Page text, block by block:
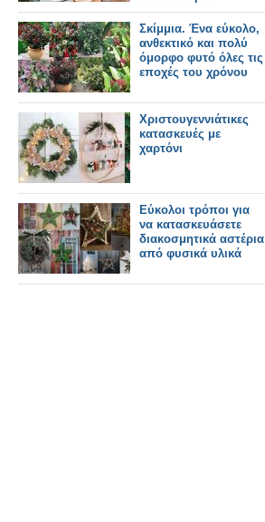
Σκίμμια. Ένα εύκολο,
ανθεκτικό και πολύ
όμορφο φυτό όλες τις
εποχές του χρόνου
Χριστουγεννιάτικες
κατασκευές με
χαρτόνι
Εύκολοι τρόποι για
να κατασκευάσετε
διακοσμητικά αστέρια
από φυσικά υλικά